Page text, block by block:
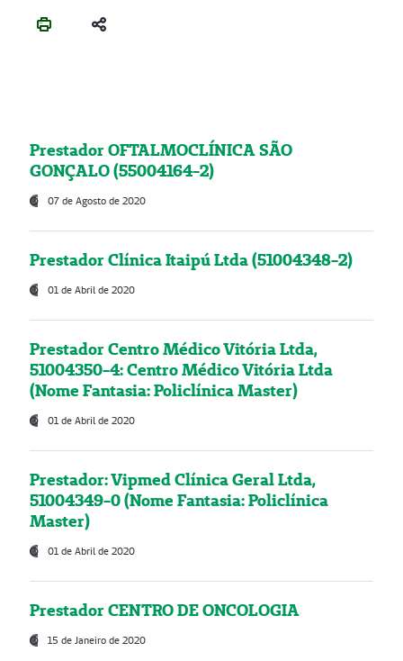
Prestador OFTALMOCLÍNICA SÃO
GONÇALO (55004164-2)
07 de Agosto de 2020
Prestador Clínica Itaipú Ltda (51004348-2)
01 de Abril de 2020
Prestador Centro Médico Vitória Ltda,
51004350-4: Centro Médico Vitória Ltda
(Nome Fantasia: Policlínica Master)
01 de Abril de 2020
Prestador: Vipmed Clínica Geral Ltda,
51004349-0 (Nome Fantasia: Policlínica
Master)
01 de Abril de 2020
Prestador CENTRO DE ONCOLOGIA
15 de Janeiro de 2020